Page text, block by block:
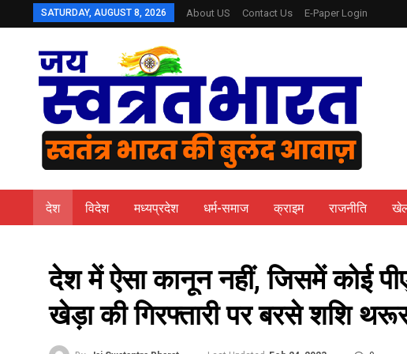
SATURDAY, AUGUST 8, 2026 About US Contact Us E-Paper Login
देश विदेश मध्यप्रदेश धर्म-समाज क्राइम राजनीति
देश में ऐसा कानून नहीं, जिसमें कोई
खेड़ा की गिरफ्तारी पर बरसे शशि